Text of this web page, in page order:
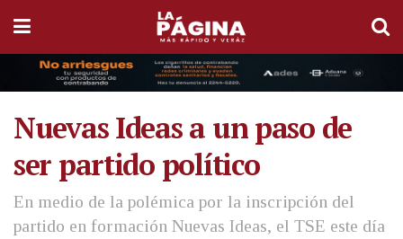
Nuevas Ideas a un paso de
ser partido político
En medio de la polémica por la inscripción del
partido en formación Nuevas Ideas, el TSE este día